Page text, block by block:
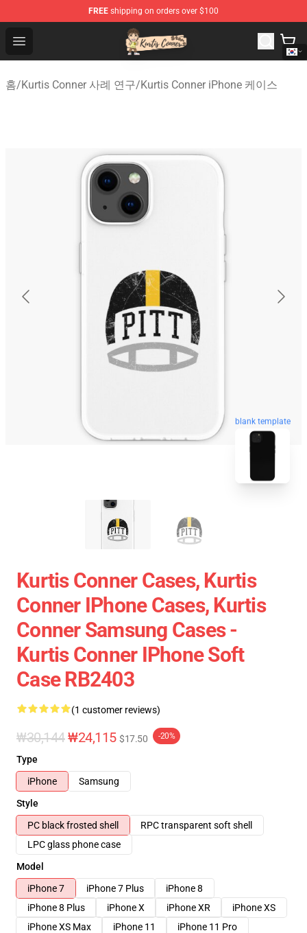
FREE shipping on orders over $100
Open menu
Kurtis Conner Store - Official Kurtis Conner Merchandise
홈/Kurtis Conner 사례 연구/Kurtis Conner iPhone 케이스
blank template
Kurtis Conner Cases, Kurtis
Conner IPhone Cases, Kurtis
Conner Samsung Cases -
Kurtis Conner IPhone Soft
Case RB2403
(1 customer reviews)
₩30,144₩24,115 $17.50 -20%
Type
iPhone
Samsung
Style
PC black frosted shell
RPC transparent soft shell
LPC glass phone case
Model
iPhone 7
iPhone 7 Plus
iPhone 8
iPhone 8 Plus
iPhone X iPhone XR
iPhone XS
iPhone XS Max
iPhone 11
iPhone 11 Pro